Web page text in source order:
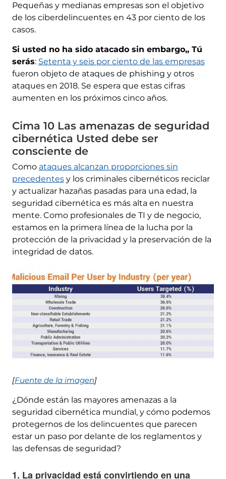
Pequeñas y medianas empresas son el objetivo
de los ciberdelincuentes en 43 por ciento de los
casos.
Si usted no ha sido atacado sin embargo,, Tú
serás: Setenta y seis por ciento de las empresas
fueron objeto de ataques de phishing y otros
ataques en 2018. Se espera que estas cifras
aumenten en los próximos cinco años.
Cima 10 Las amenazas de seguridad
cibernética Usted debe ser
consciente de
Como ataques alcanzan proporciones sin
precedentesy los criminales cibernéticos reciclar
y actualizar hazañas pasadas para una edad, la
seguridad cibernética es más alta en nuestra
mente. Como profesionales de TI y de negocio,
estamos en la primera línea de la lucha por la
protección de la privacidad y la preservación de la
integridad de datos.
[Fuente de la imagen]
¿Dónde están las mayores amenazas a la
seguridad cibernética mundial, y cómo podemos
protegernos de los delincuentes que parecen
estar un paso por delante de los reglamentos y
las defensas de seguridad?
1. La privacidad está convirtiendo en una